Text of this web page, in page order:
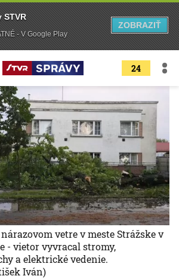
24
vetre v meste Strážske v
- vietor vyvracal stromy,
a elektrické vedenie.
Iván)
STVR
- V Google Play
ZOBRAZIŤ